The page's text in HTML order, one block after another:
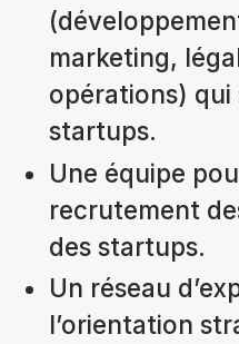
marketing,
opérations) qui
startups.
Une équipe
recrutement
des startups.
Un réseau
l’orientation